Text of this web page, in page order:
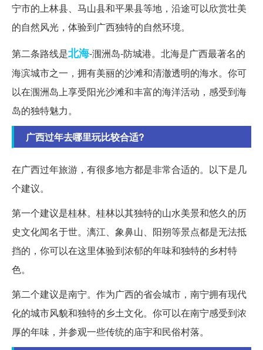
宁市的上林县、马山县和平果县等地，沿途可以欣赏壮美
的自然风光，体验到广西独特的自然环境。
第二条路线是北海-涠洲岛-防城港。北海是广西最著名的
海滨城市之一，拥有美丽的沙滩和清澈透明的海水。你可
以在涠洲岛上享受阳光沙滩和丰富的海洋活动，感受到海
岛的独特魅力。
广西过年去哪里玩比较合适?
在广西过年旅游，有很多地方都是非常合适的。以下是几
个建议。
第一个建议是桂林。桂林以其独特的山水美景和悠久的历
史文化闻名于世。漓江、象鼻山、阳朔等景点都是无法抵
挡的，你可以在这里体验到浓郁的年味和独特的乡村特
色。
第二个建议是南宁。作为广西的省会城市，南宁拥有现代
化的城市风貌和独特的乡土文化。你可以在南宁感受到浓
厚的年味，并参观一些传统的庙宇和民俗村落。